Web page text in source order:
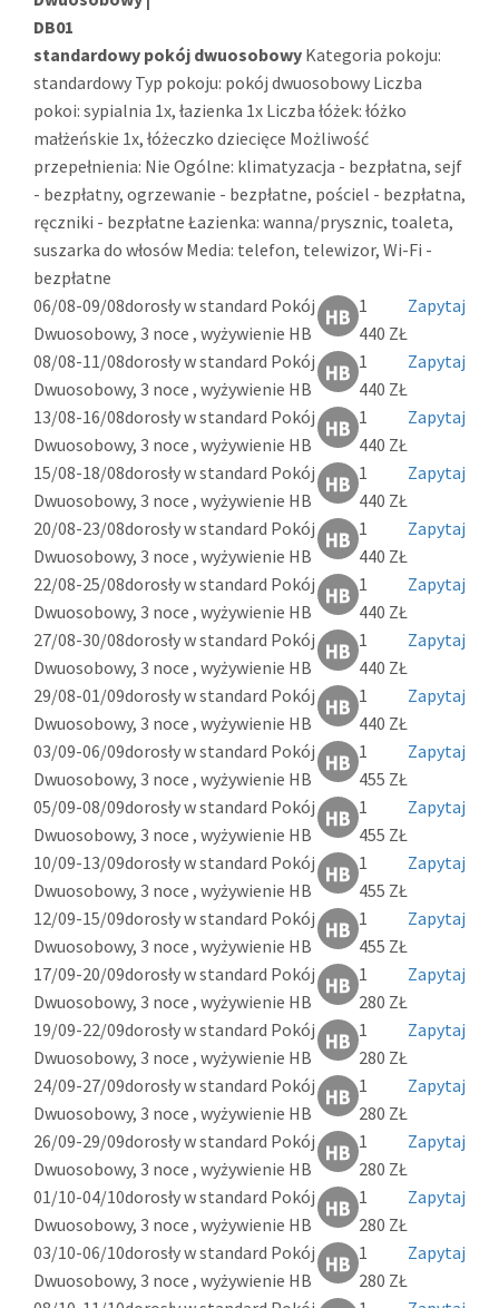
DB01
standardowy pokój dwuosobowy Kategoria pokoju:
standardowy Typ pokoju: pokój dwuosobowy Liczba
pokoi: sypialnia 1x, łazienka 1x Liczba łóżek: łóżko
małżeńskie 1x, łóżeczko dziecięce Możliwość
przepełnienia: Nie Ogólne: klimatyzacja - bezpłatna, sejf
- bezpłatny, ogrzewanie - bezpłatne, pościel - bezpłatna,
ręczniki - bezpłatne Łazienka: wanna/prysznic, toaleta,
suszarka do włosów Media: telefon, telewizor, Wi-Fi -
bezpłatne
06/08-09/08dorosły w standard Pokój
Dwuosobowy, 3 noce , wyżywienie HB
1
440 ZŁ
Zapytaj
08/08-11/08dorosły w standard Pokój
Dwuosobowy, 3 noce , wyżywienie HB
1
440 ZŁ
Zapytaj
13/08-16/08dorosły w standard Pokój
Dwuosobowy, 3 noce , wyżywienie HB
1
440 ZŁ
Zapytaj
15/08-18/08dorosły w standard Pokój
Dwuosobowy, 3 noce , wyżywienie HB
1
440 ZŁ
Zapytaj
20/08-23/08dorosły w standard Pokój
Dwuosobowy, 3 noce , wyżywienie HB
1
440 ZŁ
Zapytaj
22/08-25/08dorosły w standard Pokój
Dwuosobowy, 3 noce , wyżywienie HB
1
440 ZŁ
Zapytaj
27/08-30/08dorosły w standard Pokój
Dwuosobowy, 3 noce , wyżywienie HB
1
440 ZŁ
Zapytaj
29/08-01/09dorosły w standard Pokój
Dwuosobowy, 3 noce , wyżywienie HB
1
440 ZŁ
Zapytaj
03/09-06/09dorosły w standard Pokój
Dwuosobowy, 3 noce , wyżywienie HB
1
455 ZŁ
Zapytaj
05/09-08/09dorosły w standard Pokój
Dwuosobowy, 3 noce , wyżywienie HB
1
455 ZŁ
Zapytaj
10/09-13/09dorosły w standard Pokój
Dwuosobowy, 3 noce , wyżywienie HB
1
455 ZŁ
Zapytaj
12/09-15/09dorosły w standard Pokój
Dwuosobowy, 3 noce , wyżywienie HB
1
455 ZŁ
Zapytaj
17/09-20/09dorosły w standard Pokój
Dwuosobowy, 3 noce , wyżywienie HB
1
280 ZŁ
Zapytaj
19/09-22/09dorosły w standard Pokój
Dwuosobowy, 3 noce , wyżywienie HB
1
280 ZŁ
Zapytaj
24/09-27/09dorosły w standard Pokój
Dwuosobowy, 3 noce , wyżywienie HB
1
280 ZŁ
Zapytaj
26/09-29/09dorosły w standard Pokój
Dwuosobowy, 3 noce , wyżywienie HB
1
280 ZŁ
Zapytaj
01/10-04/10dorosły w standard Pokój
Dwuosobowy, 3 noce , wyżywienie HB
1
280 ZŁ
Zapytaj
03/10-06/10dorosły w standard Pokój
Dwuosobowy, 3 noce , wyżywienie HB
1
280 ZŁ
Zapytaj